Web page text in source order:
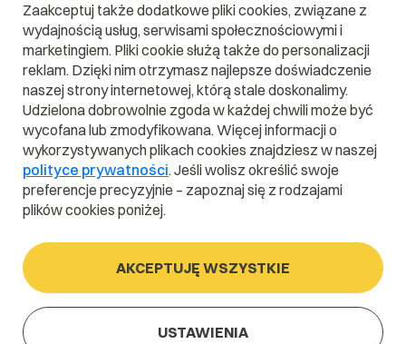
Domena .com.sc
Zarejestruj adres www z domeną Seszeli
.com.sc
Szukaj
Zaakceptuj także dodatkowe pliki cookies, związane z
wydajnością usług, serwisami społecznościowymi i
marketingiem. Pliki cookie służą także do personalizacji
reklam. Dzięki nim otrzymasz najlepsze doświadczenie
naszej strony internetowej, którą stale doskonalimy.
Udzielona dobrowolnie zgoda w każdej chwili może być
wycofana lub zmodyfikowana. Więcej informacji o
wykorzystywanych plikach cookies znajdziesz w naszej
polityce prywatności. Jeśli wolisz określić swoje
preferencje precyzyjnie – zapoznaj się z rodzajami
plików cookies poniżej.
AKCEPTUJĘ WSZYSTKIE
USTAWIENIA